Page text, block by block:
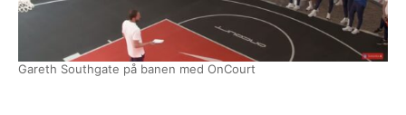
Gareth Southgate på banen med OnCourt